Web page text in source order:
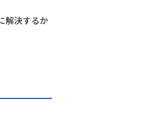
解決するか